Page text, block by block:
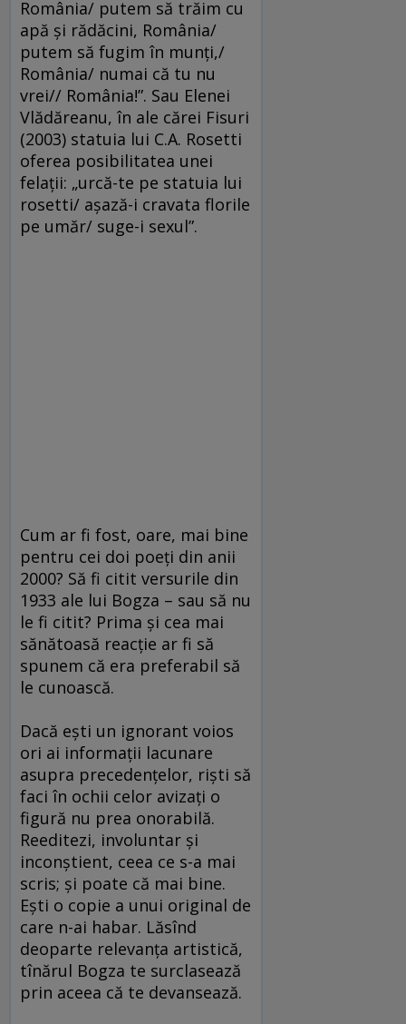
România/ putem să trăim cu
apă şi rădăcini, România/
putem să fugim în munţi,/
România/ numai că tu nu
vrei// România!”. Sau Elenei
Vlădăreanu, în ale cărei Fisuri
(2003) statuia lui C.A. Rosetti
oferea posibilitatea unei
felaţii: „urcă-te pe statuia lui
rosetti/ aşază-i cravata florile
pe umăr/ suge-i sexul”.
Cum ar fi fost, oare, mai bine
pentru cei doi poeţi din anii
2000? Să fi citit versurile din
1933 ale lui Bogza – sau să nu
le fi citit? Prima şi cea mai
sănătoasă reacţie ar fi să
spunem că era preferabil să
le cunoască.
Dacă eşti un ignorant voios
ori ai informaţii lacunare
asupra precedenţelor, rişti să
faci în ochii celor avizaţi o
figură nu prea onorabilă.
Reeditezi, involuntar şi
inconştient, ceea ce s-a mai
scris; şi poate că mai bine.
Eşti o copie a unui original de
care n-ai habar. Lăsînd
deoparte relevanţa artistică,
tînărul Bogza te surclasează
prin aceea că te devansează.